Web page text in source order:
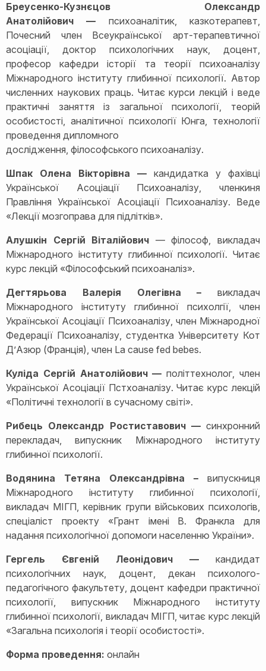
Бреусенко-Кузнєцов Олександр
Анатолійович — психоаналітик, казкотерапевт,
Почесний член Всеукраїнської арт-терапевтичної
асоціації, доктор психологічних наук, доцент,
професор кафедри історії та теорії психоаналізу
Міжнародного інституту глибинної психології. Автор
численних наукових праць. Читає курси лекцій і веде
практичні заняття із загальної психології, теорій
особистості, аналітичної психології Юнга, технології
проведення дипломного
дослідження, філософського психоаналізу.
Шпак Олена Вікторівна — кандидатка у фахівці
Української Асоціації Психоаналізу, членкиня
Правління Української Асоціації Психоаналізу. Веде
«Лекції мозгоправа для підлітків».
Алушкін Сергій Віталійович — філософ, викладач
Міжнародного інституту глибинної психології. Читає
курс лекцій «Філософський психоаналіз».
Дегтярьова Валерія Олегівна – викладач
Міжнародного інституту глибинної психолгії, член
Української Асоціації Психоаналізу, член Міжнародної
Федерації Психоаналізу, студентка Університету Кот
Д’Азюр (Франція), член La cause fed bebes.
Куліда Сергій Анатолійович —політтехнолог, член
Української Асоціації Пстхоаналізу. Читає курс лекцій
«Політичні технології в сучасному світі».
Рибець Олександр Ростиставович — синхронний
перекладач, випускник Міжнародного інституту
глибинної психології.
Водянина Тетяна Олександрівна – випускниця
Міжнародного інституту глибинної психології,
викладач МІГП, керівник групи військових психологів,
спеціаліст проекту «Грант імені В. Франкла для
надання психологічної допомоги населенню України».
Гергель Євгеній Леонідович — кандидат
психологічних наук, доцент, декан психолого-
педагогічного факультету, доцент кафедри практичної
психології, випускник Міжнародного інституту
глибинної психології, викладач МІГП, читає курс лекцій
«Загальна психологія і теорії особистості».
Форма проведення: онлайн